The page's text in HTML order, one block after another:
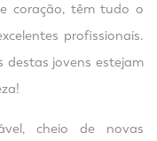
coração, têm tudo o
profissionais.
destas jovens estejam
cheio de novas